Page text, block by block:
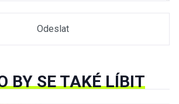
BY SE TAKÉ LÍBIT